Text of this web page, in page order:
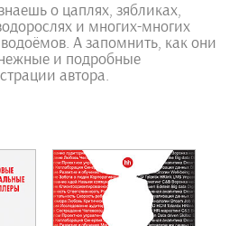
о цаплях, зябликах,
и многих-многих
А запомнить, как они
и подробные
автора.